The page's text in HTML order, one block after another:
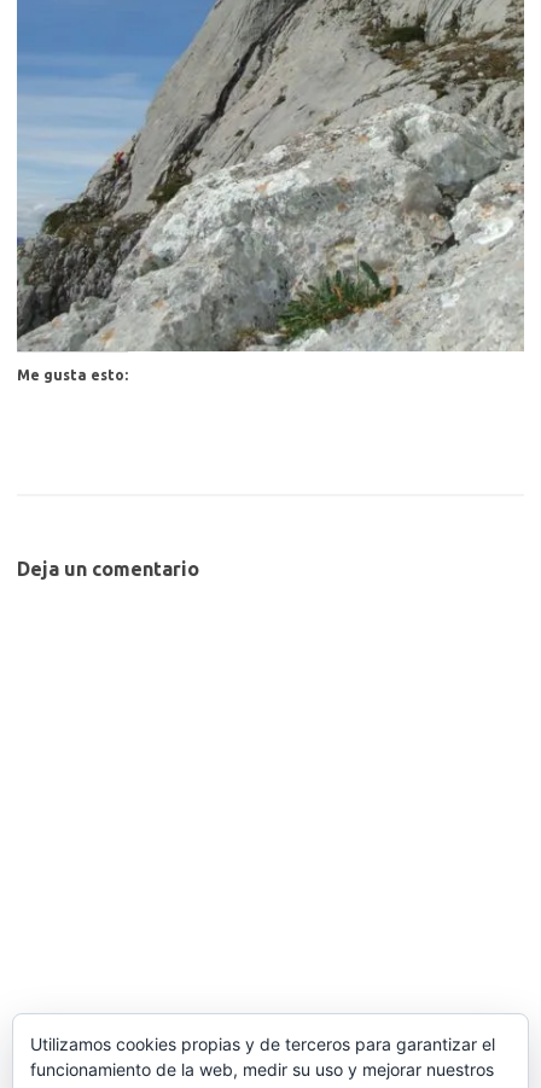
Me gusta esto:
Deja un comentario
Utilizamos cookies propias y de terceros para garantizar el
funcionamiento de la web, medir su uso y mejorar nuestros